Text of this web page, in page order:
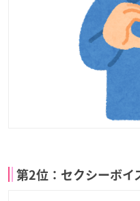
第2位：セクシーボイ